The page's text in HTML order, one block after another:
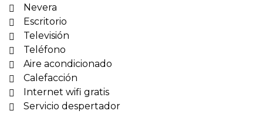
Nevera
Escritorio
Televisión
Teléfono
Aire acondicionado
Calefacción
Internet wifi gratis
Servicio despertador